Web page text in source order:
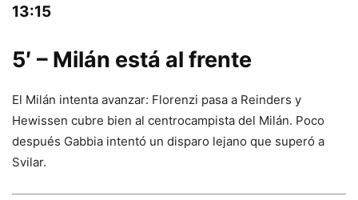
13:15
5′ – Milán está al frente
El Milán intenta avanzar: Florenzi pasa a Reinders y
Hewissen cubre bien al centrocampista del Milán. Poco
después Gabbia intentó un disparo lejano que superó a
Svilar.